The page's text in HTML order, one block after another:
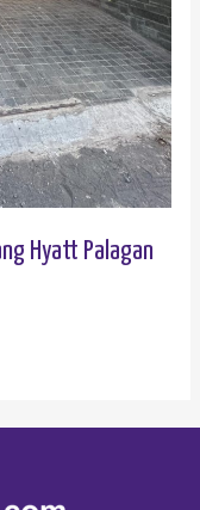
Hyatt Palagan